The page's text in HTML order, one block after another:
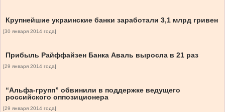
Крупнейшие украинские банки заработали 3,1 млрд гривен
[30 января 2014 года]
Прибыль Райффайзен Банка Аваль выросла в 21 раз
[29 января 2014 года]
“Альфа-групп” обвинили в поддержке ведущего
российского оппозиционера
[29 января 2014 года]